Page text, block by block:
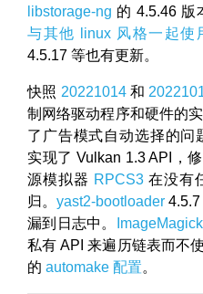
libstorage-ng 的 4.5.46 版
与其他 linux 风格一起使
4.5.17 等也有更新。
快照 20221014和
制网络驱动程序和硬件的
了广告模式自动选择的问
实现了 Vulkan 1.3 API，
源模拟器 RPCS3 在没有
归。yast2-bootloader
漏到日志中。
ImageMagick
私有 API 来遍历链表而不
的 automake 配置。